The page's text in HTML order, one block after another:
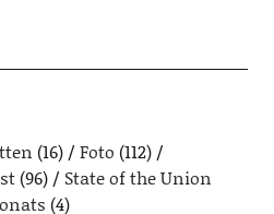
(16) Foto (112)
(96)
State of the Union
(4)